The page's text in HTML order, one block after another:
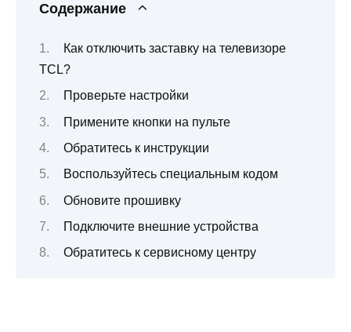
Содержание
Как отключить заставку на телевизоре
TCL?
Проверьте настройки
Примените кнопки на пульте
Обратитесь к инструкции
Воспользуйтесь специальным кодом
Обновите прошивку
Подключите внешние устройства
Обратитесь к сервисному центру